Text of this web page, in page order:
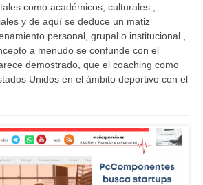
como académicos, culturales ,
y de aquí se deduce un matiz
personal, grupal o institucional ,
a menudo se confunde con el
demostrado, que el coaching como
Unidos en el ámbito deportivo con el